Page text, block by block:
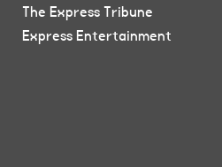
The Express Tribune
Express Entertainment